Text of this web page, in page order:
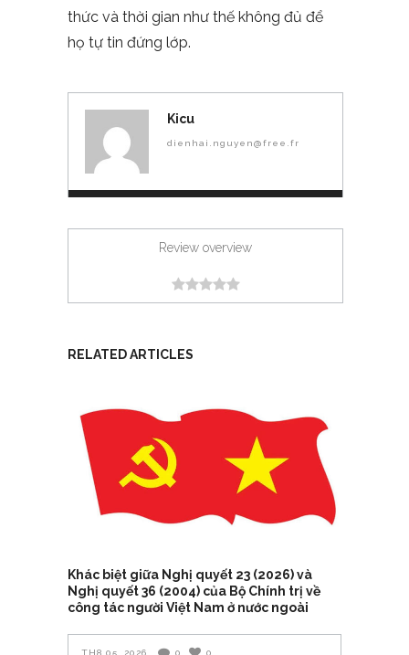
thức và thời gian như thế không đủ để
họ tự tin đứng lớp.
Kicu
dienhai.nguyen@free.fr
Review overview
RELATED ARTICLES
Khác biệt giữa Nghị quyết 23 (2026) và
Nghị quyết 36 (2004) của Bộ Chính trị về
công tác người Việt Nam ở nước ngoài
TH8 05, 2026 0 0